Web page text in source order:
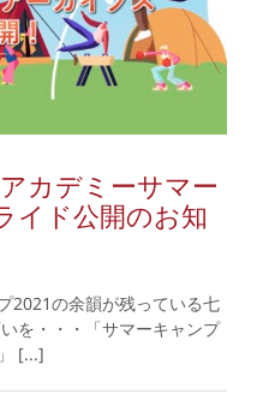
カデミーサマー
ド公開のお知
2021の余韻が残っている七
を・・・「サマーキャンプ
[...]